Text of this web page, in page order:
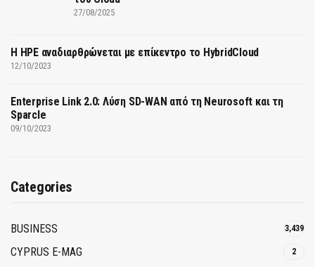
27/08/2025
H HPE αναδιαρθρώνεται με επίκεντρο το HybridCloud
12/10/2023
Enterprise Link 2.0: Λύση SD-WAN από τη Neurosoft και τη
Sparcle
09/10/2023
Categories
BUSINESS 3,439
CYPRUS E-MAG 2